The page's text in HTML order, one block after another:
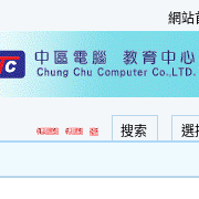
網站
選
搜索